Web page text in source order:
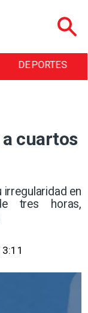
DEPORTES
a cuartos
irregularidad en
tres horas,